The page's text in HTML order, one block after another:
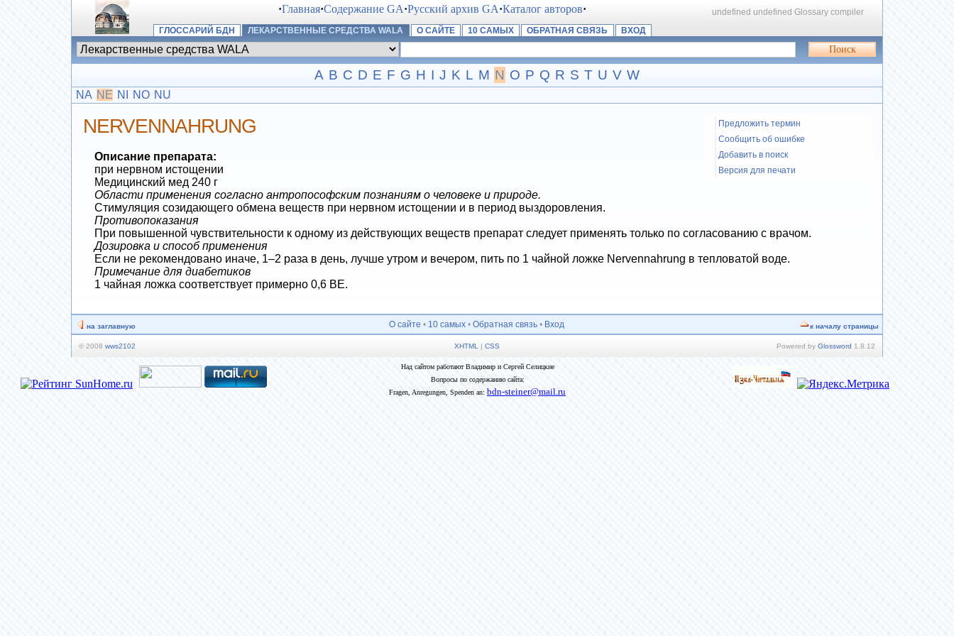
·Главная·Содержание GA·Русский архив GA·Каталог авторов· undefined undefined Glossary compiler
ГЛОССАРИЙ БДН
ЛЕКАРСТВЕННЫЕ СРЕДСТВА WALA О САЙТЕ 10 САМЫХ ОБРАТНАЯ СВЯЗЬ ВХОД
A B C D E F G H I J K L M N O P Q R S T U V W
NA NE NI NO NU
Предложить термин
Сообщить об ошибке
Добавить в поиск
Версия для печати
NERVENNAHRUNG
Описание препарата:
при нервном истощении
Медицинский мед 240 г
Области применения согласно антропософским познаниям о человеке и природе.
Стимуляция созидающего обмена веществ при нервном истощении и в период выздоровления.
Противопоказания
При повышенной чувствительности к одному из действующих веществ препарат следует применять только по согласованию с врачом.
Дозировка и способ применения
Если не рекомендовано иначе, 1–2 раза в день, лучше утром и вечером, пить по 1 чайной ложке Nervennahrung в тепловатой воде.
Примечание для диабетиков
1 чайная ложка соответствует примерно 0,6 BE.
на заглавную О сайте • 10 самых •Обратная связь • Вход к началу страницы
© 2008 wws2102 XHTML | CSS Powered by Glossword 1.8.12
Над сайтом работают Владимир и Сергей Селицкие
Вопросы по содержанию сайта:
Fragen, Anregungen, Spenden an:bdn-steiner@mail.ru